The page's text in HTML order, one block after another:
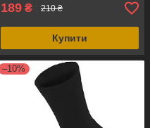
189 ₴ 210 ₴
Купити
–10%